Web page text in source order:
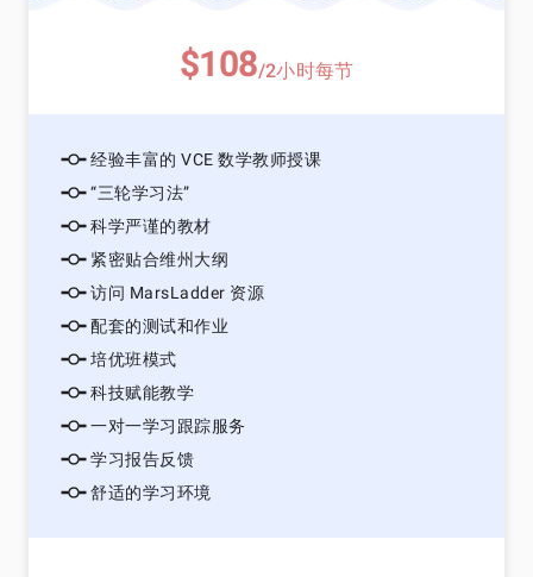
$108/2小时每节
经验丰富的 VCE 数学教师授课
“三轮学习法”
科学严谨的教材
紧密贴合维州大纲
访问 MarsLadder 资源
配套的测试和作业
培优班模式
科技赋能教学
一对一学习跟踪服务
学习报告反馈
舒适的学习环境